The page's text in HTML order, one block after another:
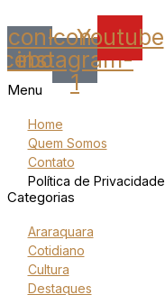
Icon-Icon-
instagram-
1
Youtube
Menu
Home
Quem Somos
Contato
Política de Privacidade
Categorias
Araraquara
Cotidiano
Cultura
Destaques